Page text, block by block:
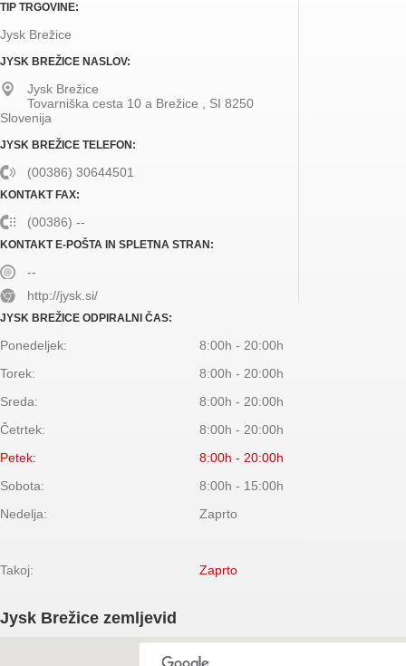
TIP TRGOVINE:
Jysk Brežice
JYSK BREŽICE NASLOV:
Jysk Brežice
Tovarniška cesta 10 a Brežice SI 8250
Slovenija
JYSK BREŽICE TELEFON:
(00386) 30644501
KONTAKT FAX:
(00386) --
KONTAKT E-POŠTA IN SPLETNA STRAN:
--
http://jysk.si/
JYSK BREŽICE ODPIRALNI ČAS:
Ponedeljek:
8:00h - 20:00h
Torek:
8:00h - 20:00h
Sreda:
8:00h - 20:00h
Četrtek:
8:00h - 20:00h
Petek:
8:00h - 20:00h
Sobota:
8:00h - 15:00h
Nedelja:
Zaprto
Takoj: Zaprto
Jysk Brežice zemljevid